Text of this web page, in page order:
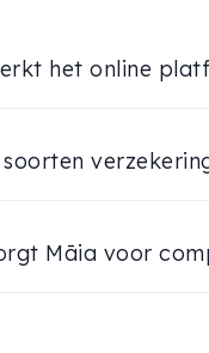
het online
Māia voor